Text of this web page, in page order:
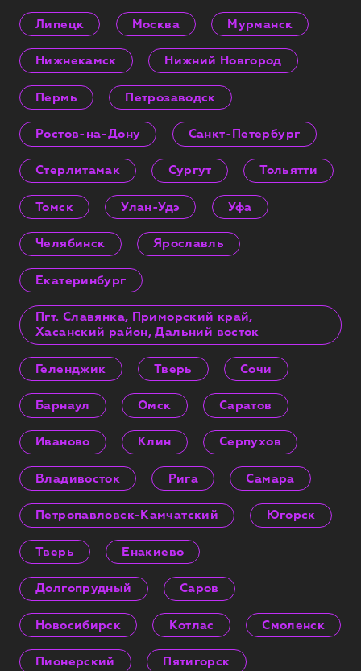
Липецк Москва Мурманск
Нижнекамск Нижний Новгород
Пермь Петрозаводск
Ростов-на-Дону Санкт-Петербург
Стерлитамак Сургут Тольятти
Томск Улан-Удэ Уфа
Челябинск Ярославль
Екатеринбург
Пгт. Славянка, Приморский край,
Хасанский район, Дальний восток
Геленджик Тверь Сочи
Барнаул Омск Саратов
Иваново Клин Серпухов
Владивосток Рига Самара
Петропавловск-Камчатский Югорск
Тверь Енакиево
Долгопрудный Саров
Новосибирск Котлас Смоленск
Пионерский Пятигорск